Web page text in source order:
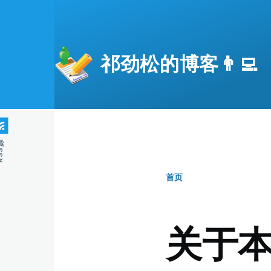
祁劲松的博客👨‍💻
包
屑
首页
关于